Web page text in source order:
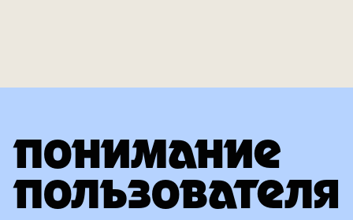
ПОНИМАНИЕ
ПОЛЬЗОВАТЕЛЯ